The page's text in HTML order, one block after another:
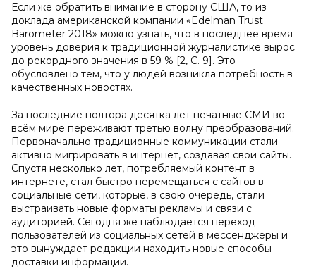
Если же обратить внимание в сторону США, то из
доклада американской компании «Edelman Trust
Barometer 2018» можно узнать, что в последнее время
уровень доверия к традиционной журналистике вырос
до рекордного значения в 59 % [2, С. 9]. Это
обусловлено тем, что у людей возникла потребность в
качественных новостях.
За последние полтора десятка лет печатные СМИ во
всём мире переживают третью волну преобразований.
Первоначально традиционные коммуникации стали
активно мигрировать в интернет, создавая свои сайты.
Спустя несколько лет, потребляемый контент в
интернете, стал быстро перемещаться с сайтов в
социальные сети, которые, в свою очередь, стали
выстраивать новые форматы рекламы и связи с
аудиторией. Сегодня же наблюдается переход
пользователей из социальных сетей в мессенджеры и
это вынуждает редакции находить новые способы
доставки информации.